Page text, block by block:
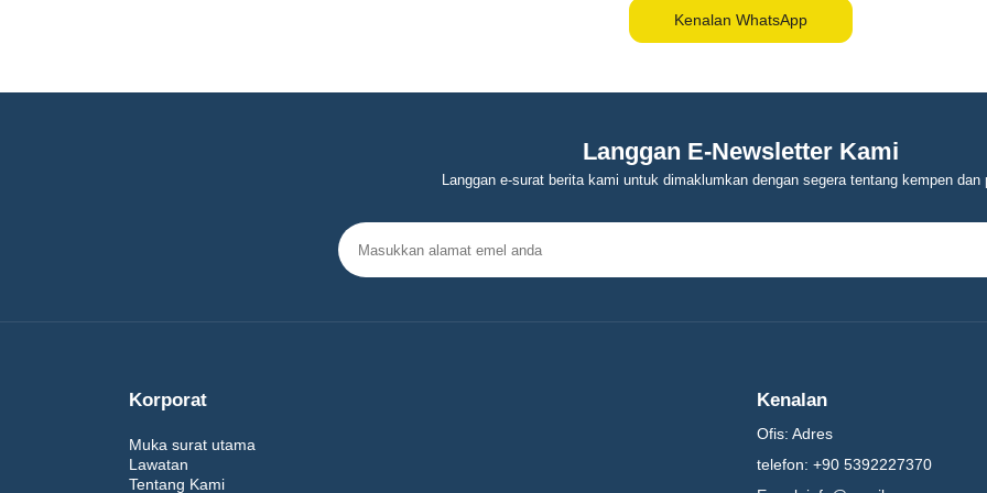
Kenalan WhatsApp
Langgan E-Newsletter Kami
Langgan e-surat berita kami untuk dimaklumkan dengan segera tentang kempen dan
Korporat
Muka surat utama
Lawatan
Tentang Kami
Kenalan
Ofis: Adres
telefon: +90 5392227370